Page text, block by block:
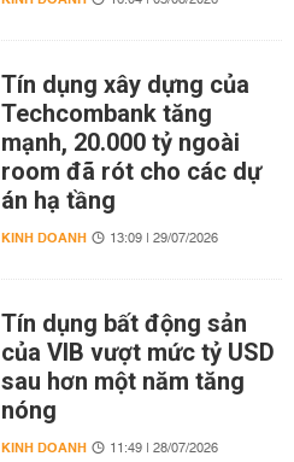
Tín dụng xây dựng của
Techcombank tăng
mạnh, 20.000 tỷ ngoài
room đã rót cho các dự
án hạ tầng
KINH DOANH 13:09 | 29/07/2026
Tín dụng bất động sản
của VIB vượt mức tỷ USD
sau hơn một năm tăng
nóng
KINH DOANH 11:49 | 28/07/2026